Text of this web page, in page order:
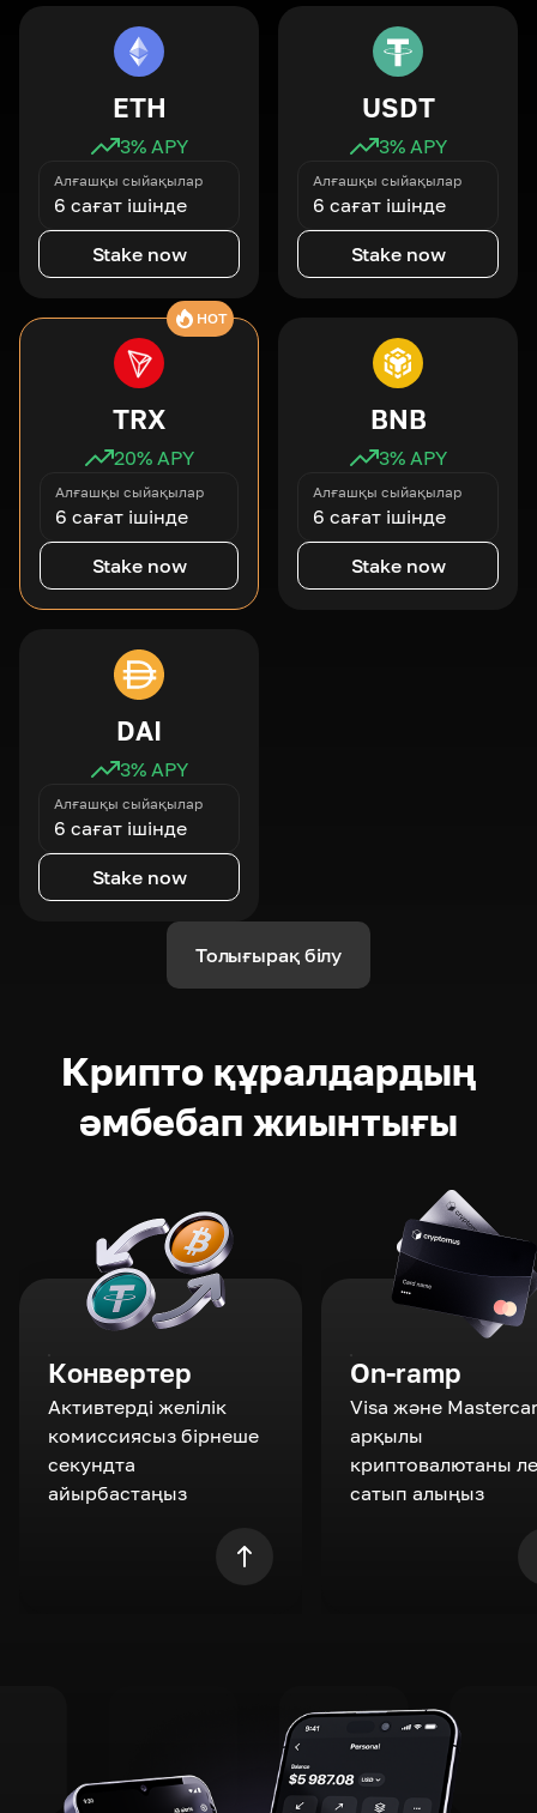
ETH
3% APY
Алғашқы сыйақылар
6 сағат ішінде
Stake now
USDT
3% APY
Алғашқы сыйақылар
6 сағат ішінде
Stake now
HOT
TRX
20% APY
Алғашқы сыйақылар
6 сағат ішінде
Stake now
BNB
3% APY
Алғашқы сыйақылар
6 сағат ішінде
Stake now
DAI
3% APY
Алғашқы сыйақылар
6 сағат ішінде
Stake now
Толығырақ білу
Крипто құралдардың
әмбебап жиынтығы
Конвертер
Активтерді желілік
комиссиясыз бірнеше
секундта
айырбастаңыз
On-ramp
Visa және
арқылы
криптовалютаны
сатып алыңыз